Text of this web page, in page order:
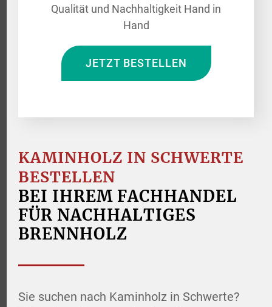
Qualität und Nachhaltigkeit Hand in
Hand
JETZT BESTELLEN
KAMINHOLZ IN SCHWERTE
BESTELLEN
BEI IHREM FACHHANDEL
FÜR NACHHALTIGES
BRENNHOLZ
Sie suchen nach Kaminholz in Schwerte?